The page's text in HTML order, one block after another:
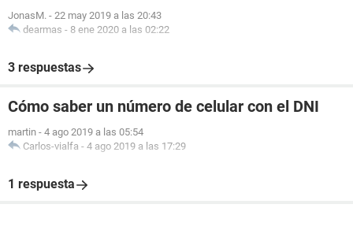
JonasM. - 22 may 2019 a las 20:43
dearmas - 8 ene 2020 a las 02:22
3 respuestas
Cómo saber un número de celular con el DNI
martin - 4 ago 2019 a las 05:54
Carlos-vialfa - 4 ago 2019 a las 17:29
1 respuesta